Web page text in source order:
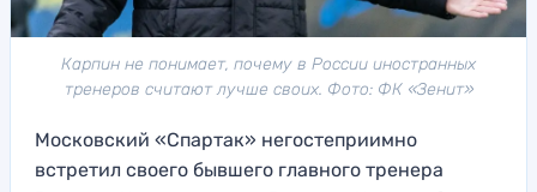
Карпин не понимает, почему в России иностранных
тренеров считают лучше своих. Фото: ФК «Зенит»
Московский «Спартак» негостеприимно
встретил своего бывшего главного тренера